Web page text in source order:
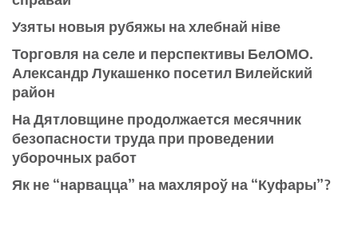
Узяты новыя рубяжы на хлебнай ніве
Торговля на селе и перспективы БелОМО.
Александр Лукашенко посетил Вилейский
район
На Дятловщине продолжается месячник
безопасности труда при проведении
уборочных работ
Як не “нарвацца” на махляроў на “Куфары”?